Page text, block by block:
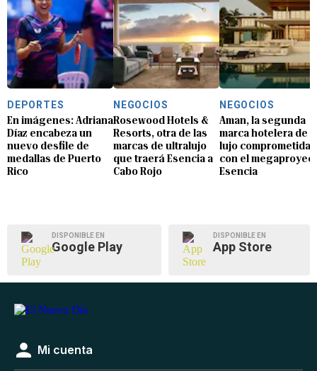
DEPORTES
En imágenes: Adriana
Díaz encabeza un
nuevo desfile de
medallas de Puerto
Rico
NEGOCIOS
Rosewood Hotels &
Resorts, otra de las
marcas de ultralujo
que traerá Esencia a
Cabo Rojo
NEGOCIOS
Aman, la segunda
marca hotelera de
lujo comprometida
con el
Esencia
DISPONIBLE EN
Google Play
DISPONIBLE EN
App Store
Mi cuenta